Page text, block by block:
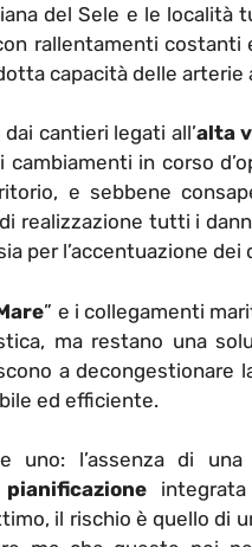
del Sele e le località
rallentamenti costanti
capacità delle arterie
cantieri legati all’alta
in corso
e sebbene
realizzazione tutti i
per l’accentuazione
” e i collegamenti
ma restano una
a decongestionare
ed efficiente.
uno: l’assenza di
pianificazione
il rischio è quello di